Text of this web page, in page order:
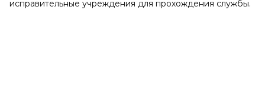
исправительные учреждения для прохождения службы.